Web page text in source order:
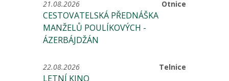
Otnice
21.08.2026
CESTOVATELSKÁ PŘEDNÁŠKA
MANŽELŮ POULÍKOVÝCH -
ÁZERBÁJDŽÁN
Telnice
22.08.2026
LETNÍ KINO